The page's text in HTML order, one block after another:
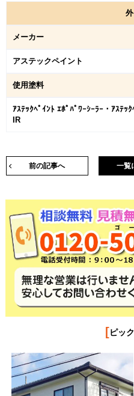
外
メーカー
アステックペイント
使用塗料
ｱｽﾃｯｸﾍﾟｲﾝﾄ ｴﾎﾟﾊﾟﾜｰｼｰﾗｰ・ｱｽﾃｯ
IR
前の記事へ 一覧
[ピッ